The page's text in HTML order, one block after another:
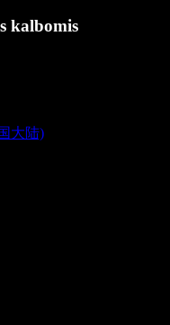
kalbomis
大陆)